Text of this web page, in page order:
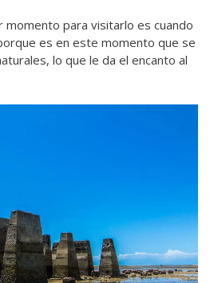
momento para visitarlo es cuando
es en este momento que se
lo que le da el encanto al